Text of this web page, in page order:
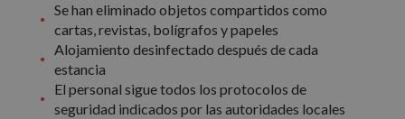
Se han eliminado objetos compartidos como
cartas, revistas, bolígrafos y papeles
Alojamiento desinfectado después de cada
estancia
El personal sigue todos los protocolos de
seguridad indicados por las autoridades locales